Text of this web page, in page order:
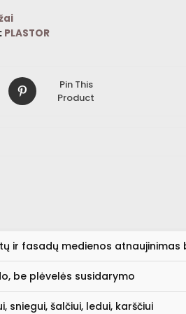
PLASTOR
Pin This
Product
ir fasadų medienos atnaujinimas
be plėvelės susidarymo
sniegui, šalčiui, ledui, karščiui